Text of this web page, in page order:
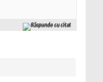
Răspunde cu citat